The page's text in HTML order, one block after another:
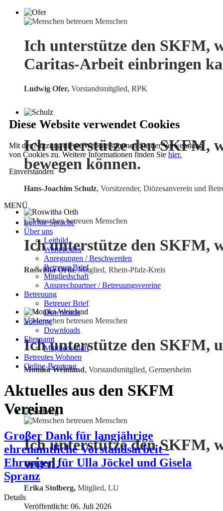
Ich unterstütze den SKFM,
Caritas-Arbeit einbringen
Ludwig Ofer, Vorstandsmitglied, RPK
Ich unterstütze den SKFM,
bewegen können.
Hans-Joachim Schulz, Vorsitzender, Diözesanverein und
Ich unterstütze den SKFM,
Roswitha Orth, Mitglied, Rhein-Pfalz-Kreis
Ich unterstütze den SKFM,
Monika Weinland, Vorstandsmitglied, Germersheim
Ich unterstütze den SKFM,
wird.
Erika Stolberg, Mitglied, LU
Diese Website verwendet Cookies
Mit der Nutzung dieser Website stimmen Sie der Verwendung
von Cookies zu. Weitere Informationen finden Sie hier.
Einverstanden
MENÜ
Leichte Sprache
Über uns
Leitbild
Wertekodex
Anregungen / Beschwerden
Betreuer Brief
Mitgliedschaft
Ansprechpartner / Betreuungsvereine
Betreuung
Betreuer Brief
Downloads
Vorsorge
Downloads
Ehrenamt
Mitgliedschaft
Betreutes Wohnen
Online-Beratung
Aktuelles aus den SKFM
Vereinen
Großer Dank für langjährige
ehrenamtliche Vorstandsarbeit -
Ehrungen für Ulla Jöckel und Gisela
Spranz
Details
Veröffentlicht: 06. Juli 2026